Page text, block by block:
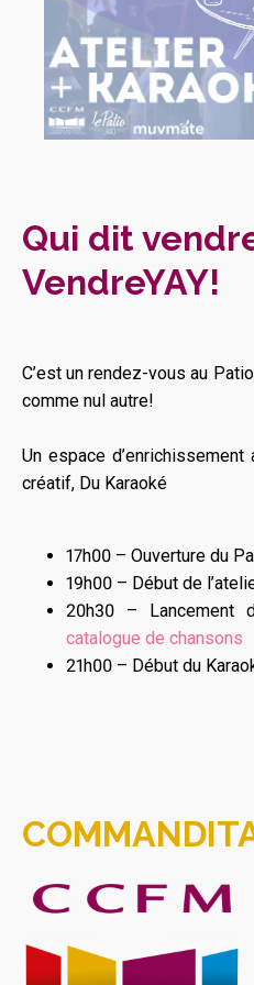
Qui dit
VendreYAY!
C’est un rendez-vous au
comme nul autre!
Un espace
créatif, Du Karaoké
17h00 – Ouverture du
19h00 – Début de
20h30 – Lancement
catalogue de chansons
21h00 – Début du